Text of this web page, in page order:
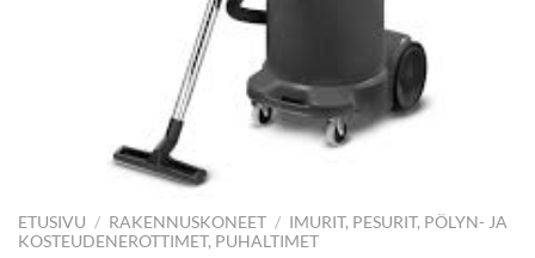
ETUSIVU / RAKENNUSKONEET / IMURIT, PESURIT, PÖLYN- JA
KOSTEUDENEROTTIMET, PUHALTIMET